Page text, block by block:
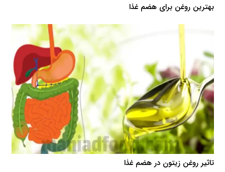
بهترین روغن برای هضم غذا
تاثیر روغن زیتون در هضم غذا